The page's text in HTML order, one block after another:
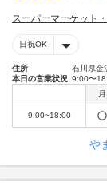
スーパーマーケット
日祝OK
住所
石川県金
本日の営業状況 9:00〜
月
9:00~18:00
や